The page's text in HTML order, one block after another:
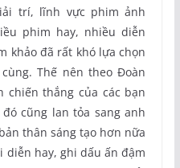
trí, lĩnh vực phim ảnh
phim hay, nhiều diễn
khảo đã rất khó lựa chọn
Thế nên theo Đoàn
chiến thắng của các bạn
cũng lan tỏa sang anh
thân sáng tạo hơn nữa
diễn hay, ghi dấu ấn đậm